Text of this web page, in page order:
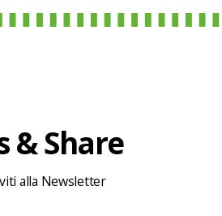
& Share
alla Newsletter